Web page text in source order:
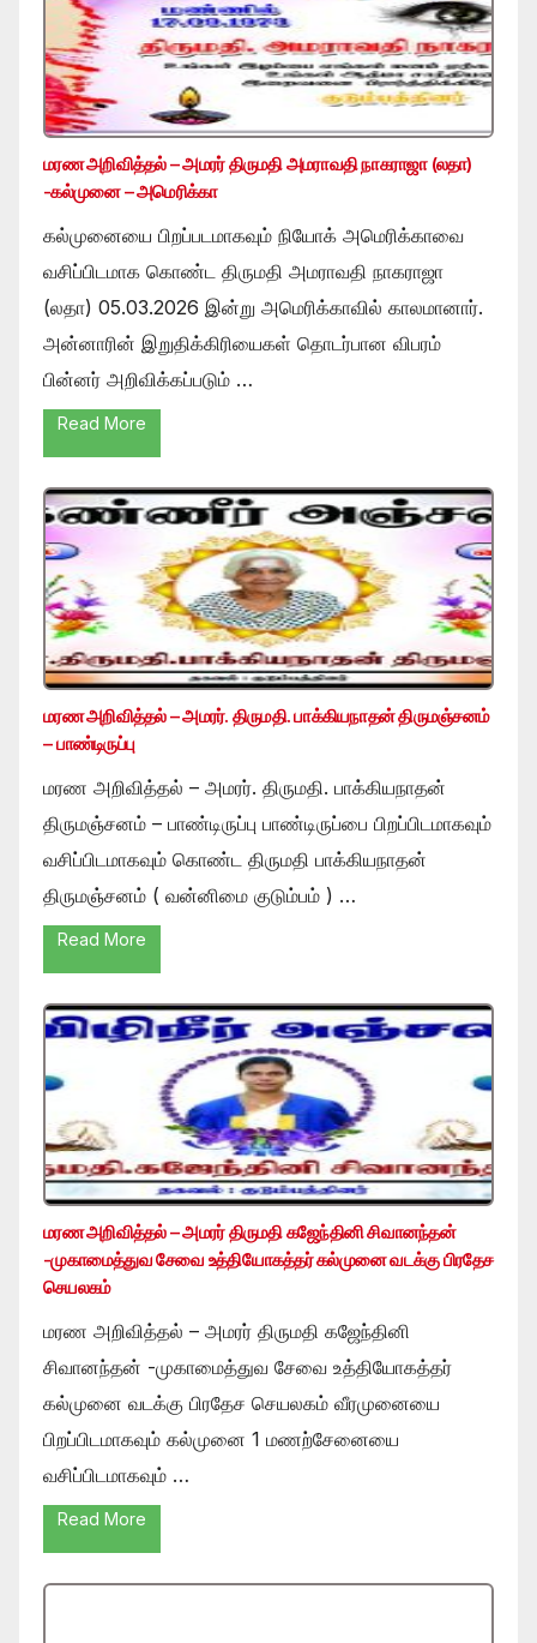
மரண அறிவித்தல் – அமரர் திருமதி அமராவதி நாகராஜா (லதா)
-கல்முனை – அமெரிக்கா
கல்முனையை பிறப்படமாகவும் நியோக் அமெரிக்காவை
வசிப்பிடமாக கொண்ட திருமதி அமராவதி நாகராஜா
(லதா) 05.03.2026 இன்று அமெரிக்காவில் காலமானார்.
அன்னாரின் இறுதிக்கிரியைகள் தொடர்பான விபரம்
பின்னர் அறிவிக்கப்படும் …
Read More
மரண அறிவித்தல் – அமரர். திருமதி. பாக்கியநாதன் திருமஞ்சனம்
– பாண்டிருப்பு
மரண அறிவித்தல் – அமரர். திருமதி. பாக்கியநாதன்
திருமஞ்சனம் – பாண்டிருப்பு பாண்டிருப்பை பிறப்பிடமாகவும்
வசிப்பிடமாகவும் கொண்ட திருமதி பாக்கியநாதன்
திருமஞ்சனம் ( வன்னிமை குடும்பம் ) …
Read More
மரண அறிவித்தல் – அமரர் திருமதி கஜேந்தினி சிவானந்தன்
-முகாமைத்துவ சேவை உத்தியோகத்தர் கல்முனை வடக்கு பிரதேச
செயலகம்
மரண அறிவித்தல் – அமரர் திருமதி கஜேந்தினி
சிவானந்தன் -முகாமைத்துவ சேவை உத்தியோகத்தர்
கல்முனை வடக்கு பிரதேச செயலகம் வீரமுனையை
பிறப்பிடமாகவும் கல்முனை 1 மணற்சேனையை
வசிப்பிடமாகவும் …
Read More